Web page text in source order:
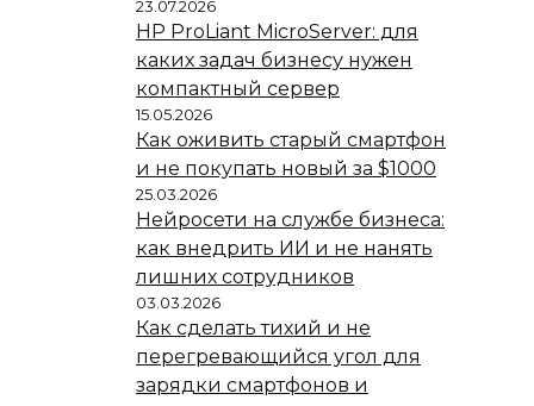
23.07.2026
HP ProLiant MicroServer: для
каких задач бизнесу нужен
компактный сервер
15.05.2026
Как оживить старый смартфон
и не покупать новый за $1000
25.03.2026
Нейросети на службе бизнеса:
как внедрить ИИ и не нанять
лишних сотрудников
03.03.2026
Как сделать тихий и не
перегревающийся угол для
зарядки смартфонов и